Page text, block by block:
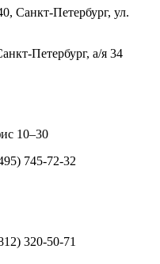
Санкт-Петербург, ул.
Петербург, а/я 34
10–30
745-72-32
320-50-71